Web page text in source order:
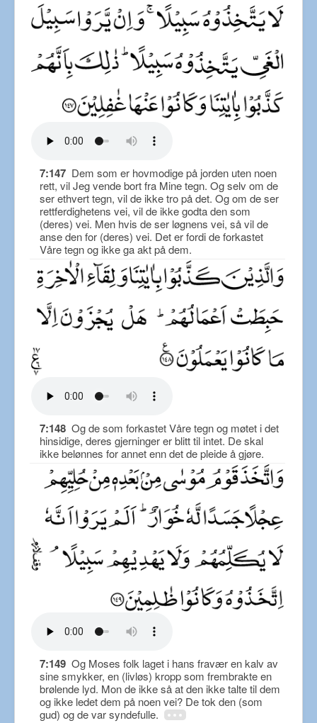
7:147 Dem som er hovmodige på jorden uten noen
rett, vil Jeg vende bort fra Mine tegn. Og selv om de
ser ethvert tegn, vil de ikke tro på det. Og om de ser
rettferdighetens vei, vil de ikke godta den som
(deres) vei. Men hvis de ser løgnens vei, så vil de
anse den for (deres) vei. Det er fordi de forkastet
Våre tegn og ikke ga akt på dem.
7:148 Og de som forkastet Våre tegn og møtet i det
hinsidige, deres gjerninger er blitt til intet. De skal
ikke belønnes for annet enn det de pleide å gjøre.
7:149 Og Moses folk laget i hans fravær en kalv av
sine smykker, en (livløs) kropp som frembrakte en
brølende lyd. Mon de ikke så at den ikke talte til dem
og ikke ledet dem på noen vei? De tok den (som
gud) og de var syndefulle.